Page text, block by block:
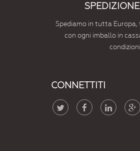
Spediamo in tutta
con ogni imballo in
CONNETTITI